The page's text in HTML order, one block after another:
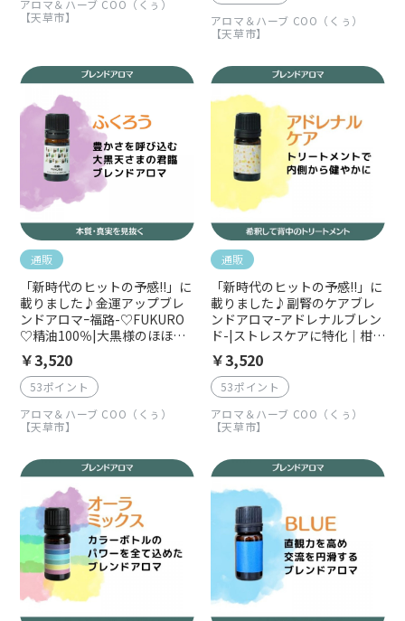
アロマ＆ハーブ COO（くぅ）
【天草市】
アロマ＆ハーブ COO（くぅ）
【天草市】
通販
「新時代のヒットの予感!!」に
載りました♪金運アップブレ
ンドアロマｰ福路-♡FUKURO
♡精油100％|大黒様のほほえ
み｜ふくろうブレンド
￥3,520
53ポイント
アロマ＆ハーブ COO（くぅ）
【天草市】
通販
「新時代のヒットの予感!!」に
載りました♪副腎のケアブレ
ンドアロマｰアドレナルブレン
ド-|ストレスケアに特化｜柑橘
とウッディな香りが絶妙に軽
やかな香り|精油100％5ｍｌ
￥3,520
53ポイント
アロマ＆ハーブ COO（くぅ）
【天草市】